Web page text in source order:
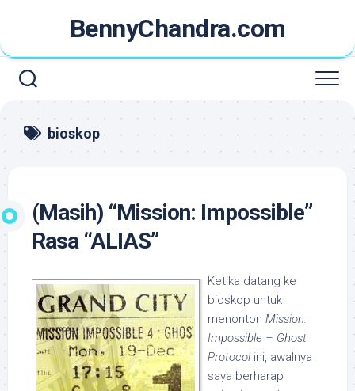
content
BennyChandra.com
bioskop
(Masih) “Mission: Impossible”
Rasa “ALIAS”
Ketika datang ke
bioskop untuk
menonton Mission:
Impossible – Ghost
Protocolini, awalnya
saya berharap